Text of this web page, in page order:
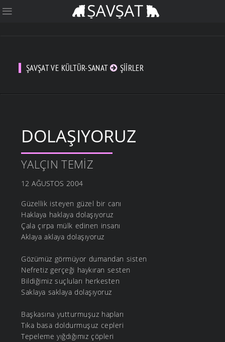
ŞAVŞAT VE KÜLTÜR-SANAT ŞIIRLER
DOLAŞIYORUZ
YALÇIN TEMIZ
12 AĞUSTOS 2004
Güzellik isteyen güzel bir canı
Haklaya haklaya dolaşıyoruz
Çala çırpa mülk edinen insanı
Aklaya aklaya dolaşıyoruz
Gözümüz görmüyor dumandan sisten
Nefretiz gerçeği haykıran sesten
Bildiğimiz suçluları herkesten
Saklaya saklaya dolaşıyoruz
Başkasına yutturmuşuz hapları
Tıka basa doldurmuşuz cepleri
Tepeleme yığdığımız çöpleri